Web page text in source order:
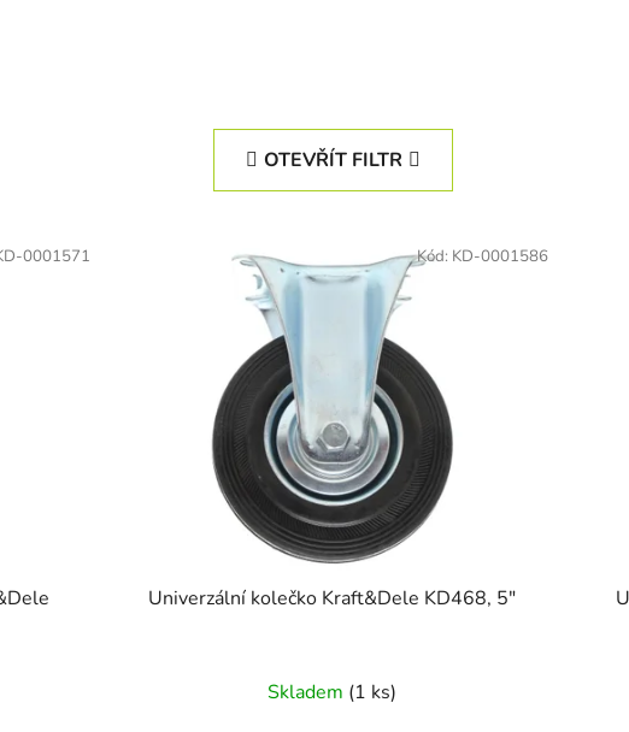
OTEVŘÍT FILTR
0001571
Univerzální kolečko Kraft&Dele KD468, 5"
Skladem (1 ks)
Kód: KD-0001586